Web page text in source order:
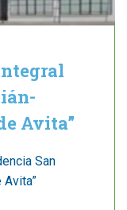
Avita”
San